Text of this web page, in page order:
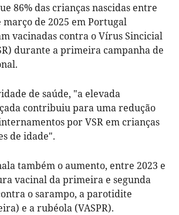
86% das crianças nascidas entre
março de 2025 em Portugal
vacinadas contra o Vírus Sincicial
durante a primeira campanha de
de saúde, "a elevada
contribuiu para uma redução
por VSR em crianças
de idade".
também o aumento, entre 2023 e
vacinal da primeira e segunda
o sarampo, a parotidite
e a rubéola (VASPR).